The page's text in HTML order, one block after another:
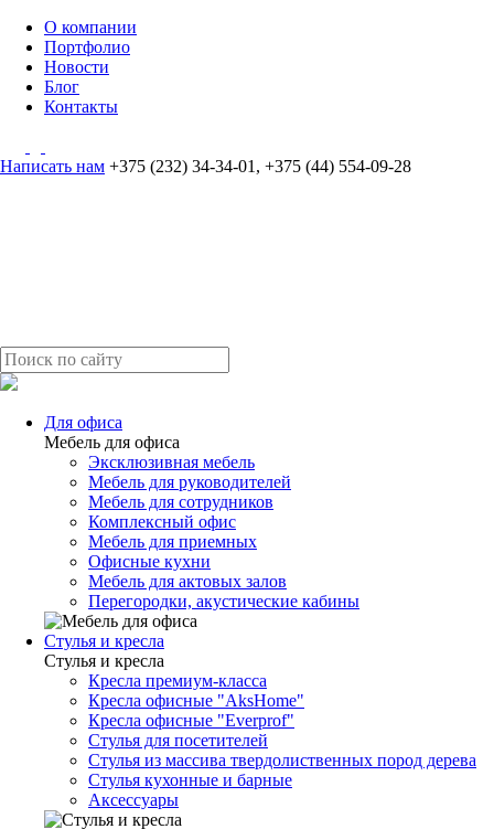
О компании
Портфолио
Новости
Блог
Контакты
Написать нам +375 (232) 34-34-01 , +375 (44) 554-09-28
Для офиса
Мебель для офиса
Эксклюзивная мебель
Мебель для руководителей
Мебель для сотрудников
Комплексный офис
Мебель для приемных
Офисные кухни
Мебель для актовых залов
Перегородки, акустические кабины
Стулья и кресла
Стулья и кресла
Кресла премиум-класса
Кресла офисные "AksHome"
Кресла офисные "Everprof"
Стулья для посетителей
Стулья из массива твердолиственных пород дерева
Стулья кухонные и барные
Аксессуары